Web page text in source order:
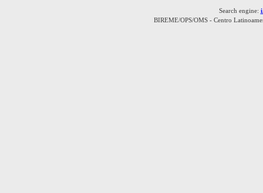
Search engine:
BIREME/OPS/OMS - Centro